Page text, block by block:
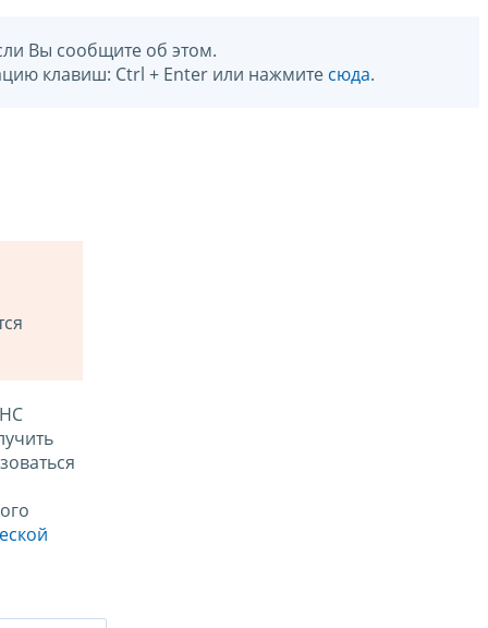
Вы сообщите об этом.
клавиш: Ctrl + Enter или нажмите сюда.